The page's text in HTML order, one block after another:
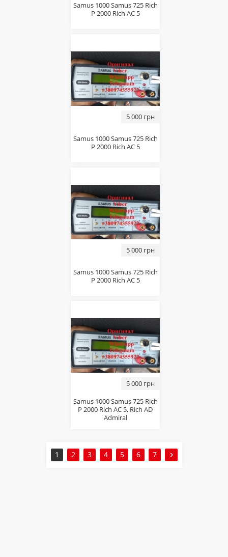
Sаmus 1000 Sаmus 725 Riсh
P 2000 Riсh AC 5
5 000 грн
Sаmus 1000 Sаmus 725 Riсh
P 2000 Riсh AC 5
5 000 грн
Sаmus 1000 Sаmus 725 Riсh
P 2000 Riсh AC 5
5 000 грн
Samus 1000 Samus 725 Rich
P 2000 Rich AC 5, Rich AD
Admiral
1 2 3 4 5 6 7